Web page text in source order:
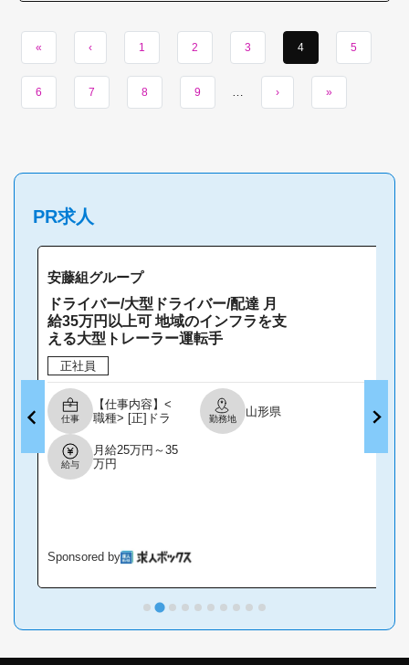
« ‹ 1 2 3 4 5
6 7 8 9 … › »
PR求人
安藤組グループ
ドライバー/大型ドライバー/配達 月
給35万円以上可 地域のインフラを支
える大型トレーラー運転手
正社員
仕事
【仕事内容】<
職種> [正]ドラ
手、大型ドライ
バー、配達・配
送・宅配便 <雇
35万円(諸手当
込) 経験・能力
勤務地
山形県
給与
月給25万円～35
万円
Sponsored by